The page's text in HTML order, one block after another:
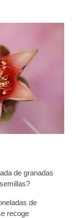
de granadas
de
recoge